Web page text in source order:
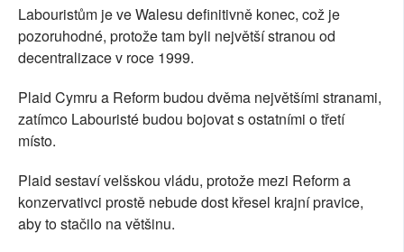
Labouristům je ve Walesu definitivně konec, což je
pozoruhodné, protože tam byli největší stranou od
decentralizace v roce 1999.
Plaid Cymru a Reform budou dvěma největšími stranami,
zatímco Labouristé budou bojovat s ostatními o třetí
místo.
Plaid sestaví velšskou vládu, protože mezi Reform a
konzervativci prostě nebude dost křesel krajní pravice,
aby to stačilo na většinu.